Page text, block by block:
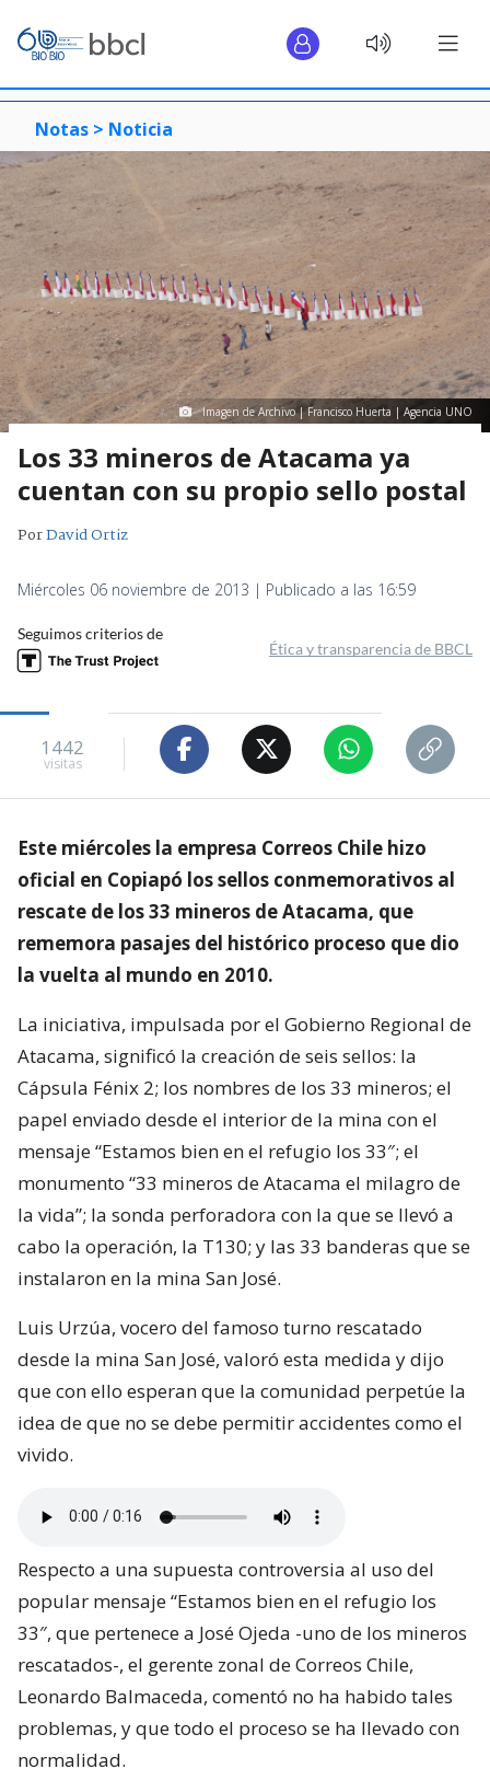
Notas > Noticia
Imagen de Archivo | Francisco Huerta | Agencia UNO
Los 33 mineros de Atacama ya
cuentan con su propio sello postal
PorDavid Ortiz
Miércoles 06 noviembre de 2013 | Publicado a las 16:59
Seguimos criterios de
Ética y transparencia de BBCL
1442
visitas
Este miércoles la empresa Correos Chile hizo
oficial en Copiapó los sellos conmemorativos al
rescate de los 33 mineros de Atacama, que
rememora pasajes del histórico proceso que dio
la vuelta al mundo en 2010.
La iniciativa, impulsada por el Gobierno Regional de
Atacama, significó la creación de seis sellos: la
Cápsula Fénix 2; los nombres de los 33 mineros; el
papel enviado desde el interior de la mina con el
mensaje “Estamos bien en el refugio los 33″; el
monumento “33 mineros de Atacama el milagro de
la vida”; la sonda perforadora con la que se llevó a
cabo la operación, la T130; y las 33 banderas que se
instalaron en la mina San José.
Luis Urzúa, vocero del famoso turno rescatado
desde la mina San José, valoró esta medida y dijo
que con ello esperan que la comunidad perpetúe la
idea de que no se debe permitir accidentes como el
vivido.
Respecto a una supuesta controversia al uso del
popular mensaje “Estamos bien en el refugio los
33″, que pertenece a José Ojeda -uno de los mineros
rescatados-, el gerente zonal de Correos Chile,
Leonardo Balmaceda, comentó no ha habido tales
problemas, y que todo el proceso se ha llevado con
normalidad.